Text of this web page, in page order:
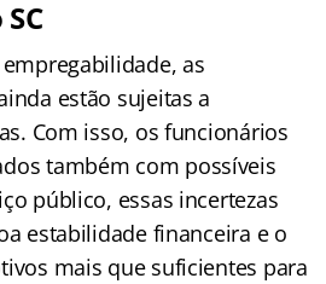
as
estão sujeitas a
Com isso, os funcionários
também com possíveis
público, essas incertezas
estabilidade financeira e o
mais que suficientes para